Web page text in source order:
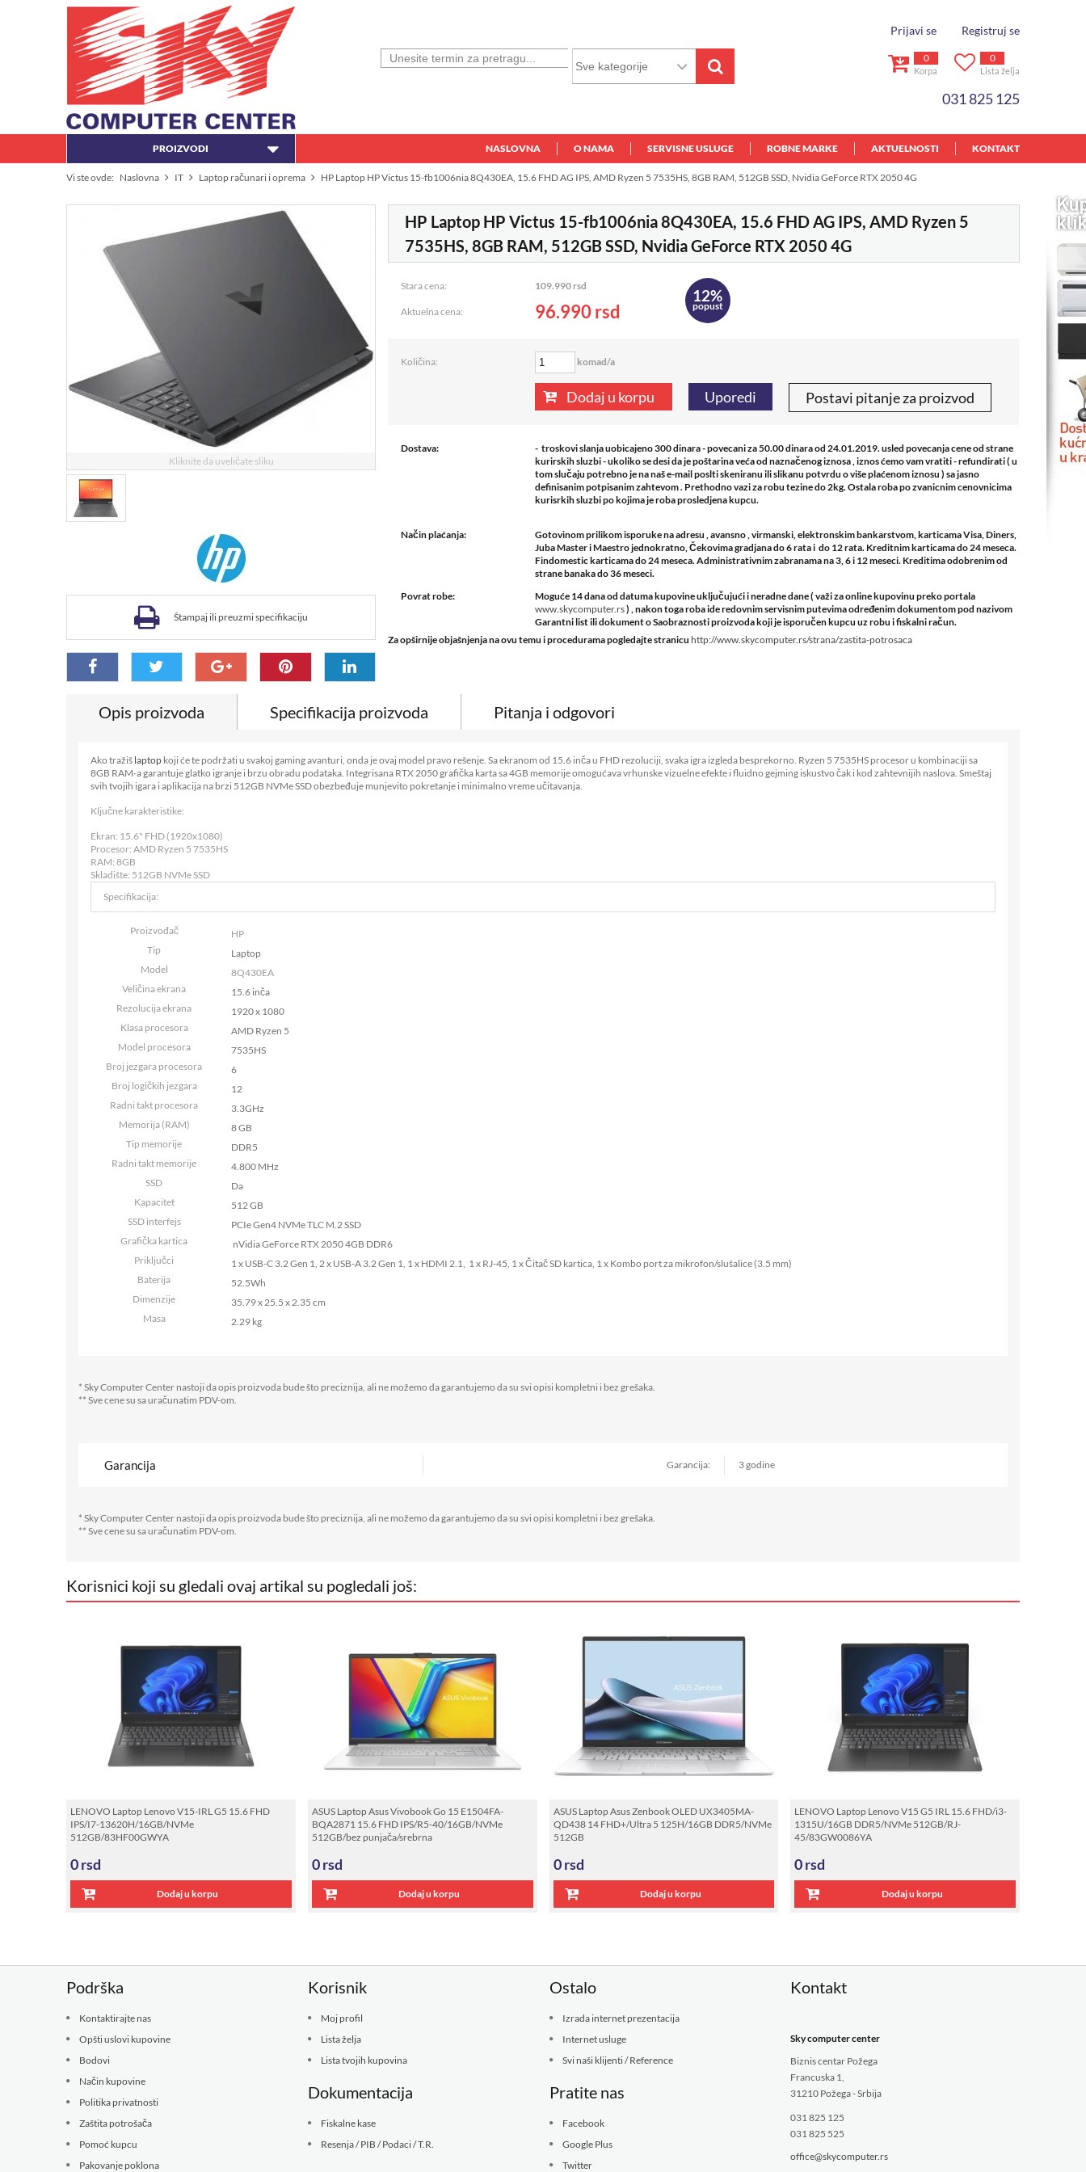
Prijavi se Registruj se
0
Lista želja
0
Korpa
031 825 125
PROIZVODI NASLOVNA O NAMA SERVISNE USLUGE ROBNE MARKE AKTUELNOSTI KONTAKT
Vi ste ovde: Naslovna IT Laptop računari i oprema HP Laptop HP Victus 15-fb1006nia 8Q430EA, 15.6 FHD AG IPS, AMD Ryzen 5 7535HS, 8GB RAM, 512GB SSD, Nvidia GeForce RTX 2050 4G
Kliknite da uveličate sliku
Štampaj ili preuzmi specifikaciju
HP Laptop HP Victus 15-fb1006nia 8Q430EA, 15.6 FHD AG IPS, AMD Ryzen 5
7535HS, 8GB RAM, 512GB SSD, Nvidia GeForce RTX 2050 4G
Stara cena: 109.990 rsd
Aktuelna cena: 96.990rsd
12%
popust
Količina: komad/a
Dodaj u korpu Uporedi Postavi pitanje za proizvod
Dostava:
- troskovi slanja uobicajeno 300 dinara - povecani za 50.00 dinara od 24.01.2019. usled povecanja cene od strane
kurirskih sluzbi - ukoliko se desi da je poštarina veća od naznačenog iznosa , iznos ćemo vam vratiti - refundirati ( u
tom slučaju potrebno je na naš e-mail poslti skeniranu ili slikanu potvrdu o više plaćenom iznosu ) sa jasno
definisanim potpisanim zahtevom . Prethodno vazi za robu tezine do 2kg. Ostala roba po zvanicnim cenovnicima
kurisrkih sluzbi po kojima je roba prosledjena kupcu.
Način plaćanja:
Gotovinom prilikom isporuke na adresu , avansno , virmanski, elektronskim bankarstvom, karticama Visa, Diners,
Juba Master i Maestro jednokratno, Čekovima gradjana do 6 rata i do 12 rata. Kreditnim karticama do 24 meseca.
Findomestic karticama do 24 meseca. Administrativnim zabranama na 3, 6 i 12 meseci. Kreditima odobrenim od
strane banaka do 36 meseci.
Povrat robe:
Moguće 14 dana od datuma kupovine uključujući i neradne dane ( važi za online kupovinu preko portala
www.skycomputer.rs) , nakon toga roba ide redovnim servisnim putevima određenim dokumentom pod nazivom
Garantni list ili dokument o Saobraznosti proizvoda koji je isporučen kupcu uz robu i fiskalni račun.
Za opširnije objašnjenja na ovu temu i procedurama pogledajte stranicu http://www.skycomputer.rs/strana/zastita-potrosaca
Opis proizvoda Specifikacija proizvoda Pitanja i odgovori
Ako tražiš laptop koji će te podržati u svakoj gaming avanturi, onda je ovaj model pravo rešenje. Sa ekranom od 15.6 inča u FHD rezoluciji, svaka igra izgleda besprekorno. Ryzen 5 7535HS procesor u kombinaciji sa
8GB RAM-a garantuje glatko igranje i brzu obradu podataka. Integrisana RTX 2050 grafička karta sa 4GB memorije omogućava vrhunske vizuelne efekte i fluidno gejming iskustvo čak i kod zahtevnijih naslova. Smeštaj
svih tvojih igara i aplikacija na brzi 512GB NVMe SSD obezbeđuje munjevito pokretanje i minimalno vreme učitavanja.
Ključne karakteristike:
Ekran: 15.6" FHD (1920x1080)
Procesor: AMD Ryzen 5 7535HS
RAM: 8GB
Skladište: 512GB NVMe SSD
Specifikacija:
Proizvođač
HP
Tip
Laptop
Model
8Q430EA
Veličina ekrana
15.6 inča
Rezolucija ekrana
1920 x 1080
Klasa procesora
AMD Ryzen 5
Model procesora
7535HS
Broj jezgara procesora
6
Broj logičkih jezgara
12
Radni takt procesora
3.3GHz
Memorija (RAM)
8 GB
Tip memorije
DDR5
Radni takt memorije
4.800 MHz
SSD
Da
Kapacitet
512 GB
SSD interfejs
PCIe Gen4 NVMe TLC M.2 SSD
Grafička kartica
nVidia GeForce RTX 2050 4GB DDR6
Priključci
1 x USB-C 3.2 Gen 1, 2 x USB-A 3.2 Gen 1, 1 x HDMI 2.1, 1 x RJ-45, 1 x Čitač SD kartica, 1 x Kombo port za mikrofon/slušalice (3.5 mm)
Baterija
52.5Wh
Dimenzije
35.79 x 25.5 x 2.35 cm
Masa
2.29 kg
* Sky Computer Center nastoji da opis proizvoda bude što preciznija, ali ne možemo da garantujemo da su svi opisi kompletni i bez grešaka.
** Sve cene su sa uračunatim PDV-om.
Garancija Garancija 3 godine
* Sky Computer Center nastoji da opis proizvoda bude što preciznija, ali ne možemo da garantujemo da su svi opisi kompletni i bez grešaka.
** Sve cene su sa uračunatim PDV-om.
Korisnici koji su gledali ovaj artikal su pogledali još:
LENOVO Laptop Lenovo V15-IRL G5 15.6 FHD
IPS/I7-13620H/16GB/NVMe
512GB/83HF00GWYA
0rsd
Dodaj u korpu
ASUS Laptop Asus Vivobook Go 15 E1504FA-
BQA2871 15.6 FHD IPS/R5-40/16GB/NVMe
512GB/bez punjača/srebrna
0rsd
Dodaj u korpu
ASUS Laptop Asus Zenbook OLED UX3405MA-
QD438 14 FHD+/Ultra 5 125H/16GB DDR5/NVMe
512GB
0rsd
Dodaj u korpu
LENOVO Laptop Lenovo V15 G5 IRL 15.6 FHD/i3-
1315U/16GB DDR5/NVMe 512GB/RJ-
45/83GW0086YA
0rsd
Dodaj u korpu
Podrška
Kontaktirajte nas
Opšti uslovi kupovine
Bodovi
Način kupovine
Politika privatnosti
Zaštita potrošača
Pomoć kupcu
Pakovanje poklona
Korisnik
Moj profil
Lista želja
Lista tvojih kupovina
Dokumentacija
Fiskalne kase
Resenja / PIB / Podaci / T.R.
Ostalo
Izrada internet prezentacija
Internet usluge
Svi naši klijenti / Reference
Pratite nas
Facebook
Google Plus
Twitter
Kontakt
Sky computer center
Biznis centar Požega
Francuska 1,
31210 Požega - Srbija
031 825 125
031 825 525
office@skycomputer.rs